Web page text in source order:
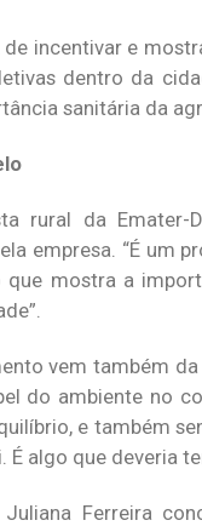
de incentivar e
dentro da
sanitária da
rural da
empresa. “É um
que mostra a
vem também
do ambiente no
e também
É algo que deveria
Ferreira